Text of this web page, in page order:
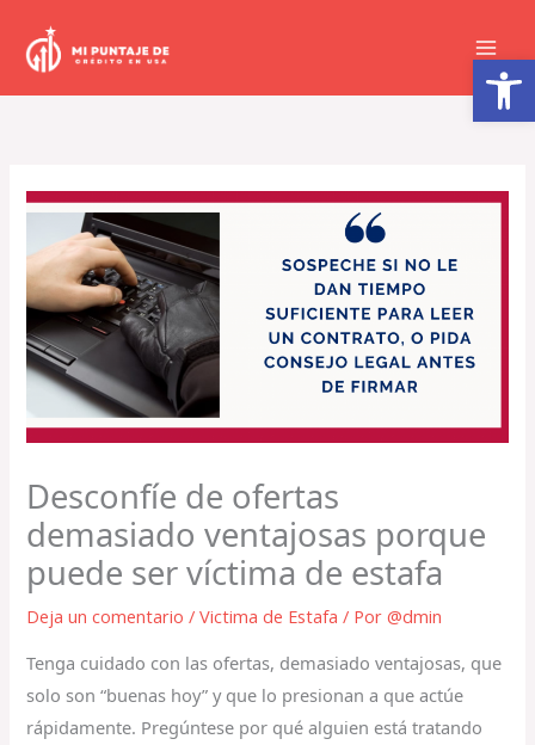
Abrir barra de herramientas
contenido
Desconfíe de ofertas
demasiado ventajosas porque
puede ser víctima de estafa
Deja un comentario /Victima de Estafa / Por@dmin
Tenga cuidado con las ofertas, demasiado ventajosas, que
solo son “buenas hoy” y que lo presionan a que actúe
rápidamente. Pregúntese por qué alguien está tratando